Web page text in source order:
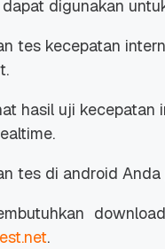
digunakan
tes kecepatan
hasil uji kecepatan
.
tes di android Anda
download
.